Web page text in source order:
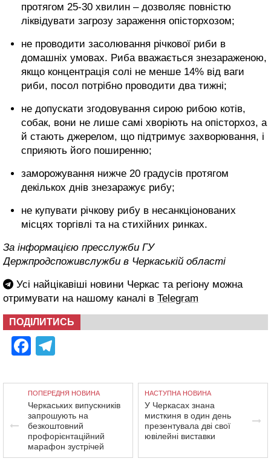
протягом 25-30 хвилин – дозволяє повністю
ліквідувати загрозу зараження опісторхозом;
не проводити засолювання річкової риби в
домашніх умовах. Риба вважається знезараженою,
якщо концентрація солі не менше 14% від ваги
риби, посол потрібно проводити два тижні;
не допускати згодовування сирою рибою котів,
собак, вони не лише самі хворіють на опісторхоз, а
й стають джерелом, що підтримує захворювання, і
сприяють його поширенню;
заморожування нижче 20 градусів протягом
декількох днів знезаражує рибу;
не купувати річкову рибу в несанкціонованих
місцях торгівлі та на стихійних ринках.
За інформацією пресслужби ГУ
Держпродспоживслужби в Черкаській області
Усі найцікавіші новини Черкас та регіону можна
отримувати на нашому каналі в Telegram
ПОДІЛИТИСЬ
Facebook
ПОПЕРЕДНЯ НОВИНА
Черкаських випускників
запрошують на
безкоштовний
профорієнтаційний
марафон зустрічей
НАСТУПНА НОВИНА
У Черкасах знана
мисткиня в один день
презентувала дві свої
ювілейні виставки